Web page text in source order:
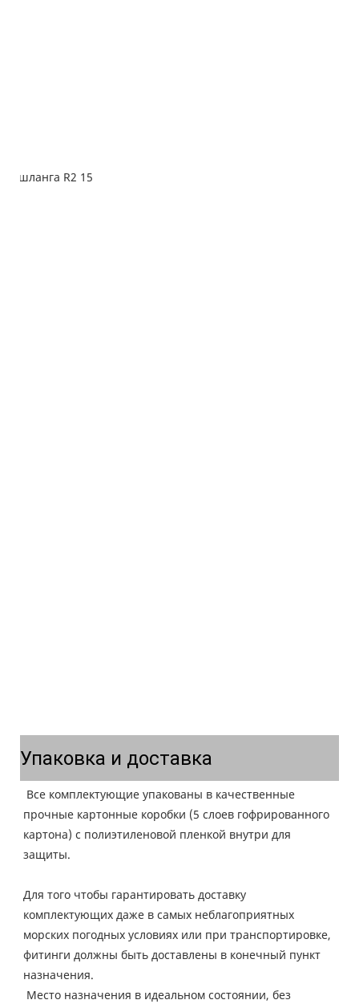
Упаковка и доставка
Все комплектующие упакованы в качественные
прочные картонные коробки (5 слоев гофрированного
картона) с полиэтиленовой пленкой внутри для
защиты.
Для того чтобы гарантировать доставку
комплектующих даже в самых неблагоприятных
морских погодных условиях или при транспортировке,
фитинги должны быть доставлены в конечный пункт
назначения.